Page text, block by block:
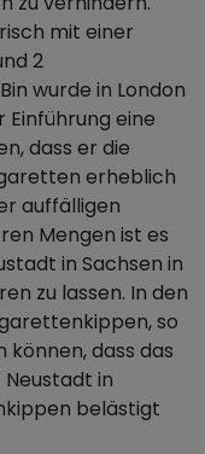
mit einer
2
wurde in London
eine
dass er die
erheblich
auffälligen
Mengen ist es
in Sachsen in
zu lassen. In den
so
können, dass das
in
belästigt